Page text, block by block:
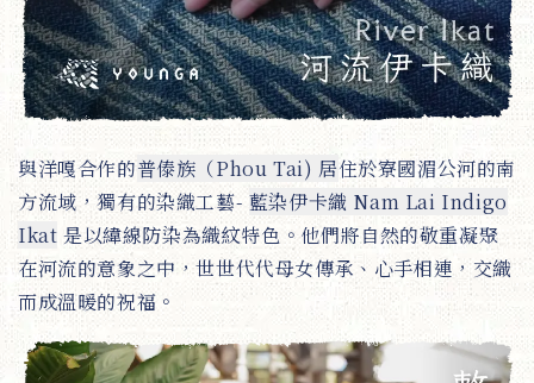
與洋嘎合作的普傣族（Phou Tai) 居住於寮國湄公河的南
方流域，獨有的染織工藝- 藍染伊卡織 Nam Lai Indigo
Ikat 是以緯線防染為織紋特色。他們將自然的敬重凝聚
在河流的意象之中，世世代代母女傳承、心手相連，交織
而成溫暖的祝福。